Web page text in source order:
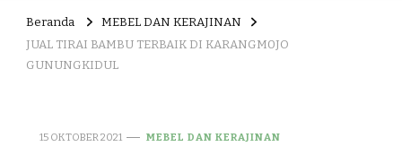
Beranda
MEBEL DAN KERAJINAN
JUAL TIRAI BAMBU TERBAIK DI KARANGM0JO
GUNUNGKIDUL
15 OKTOBER 2021 MEBEL DAN KERAJINAN